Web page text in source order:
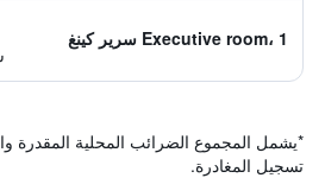
Executive room، 1 سرير كينغ
*يشمل المجموع الضرائب المحلية المقدرة
تسجيل المغادرة.